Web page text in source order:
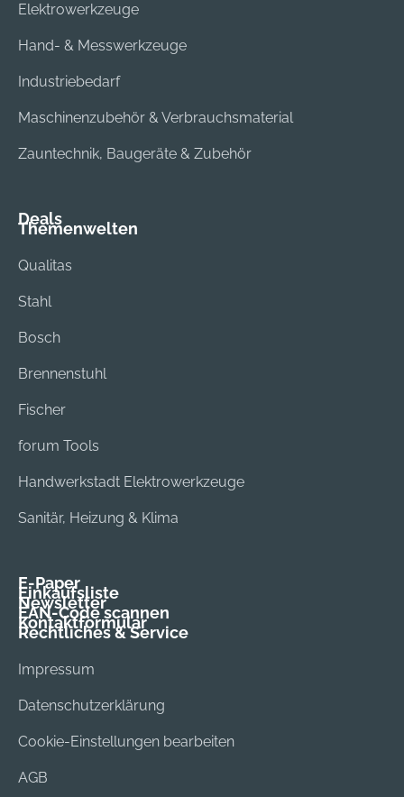
Elektrowerkzeuge
Hand- & Messwerkzeuge
Industriebedarf
Maschinenzubehör & Verbrauchsmaterial
Zauntechnik, Baugeräte & Zubehör
Deals
Themenwelten
Qualitas
Stahl
Bosch
Brennenstuhl
Fischer
forum Tools
Handwerkstadt Elektrowerkzeuge
Sanitär, Heizung & Klima
E-Paper
Einkaufsliste
Newsletter
EAN-Code scannen
Kontaktformular
Rechtliches & Service
Impressum
Datenschutzerklärung
Cookie-Einstellungen bearbeiten
AGB